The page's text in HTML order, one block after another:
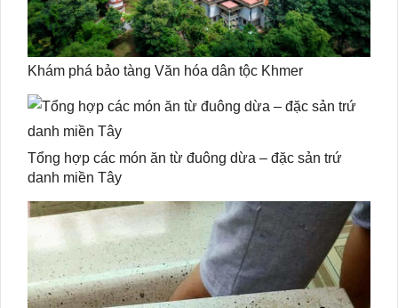
Khám phá bảo tàng Văn hóa dân tộc Khmer
Tổng hợp các món ăn từ đuông dừa – đặc sản trứ
danh miền Tây